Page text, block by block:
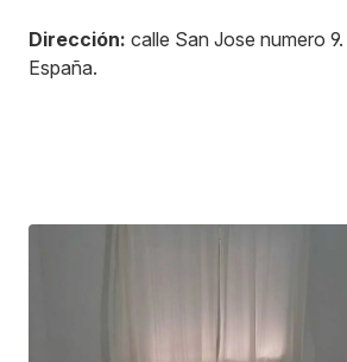
Dirección: calle San Jose numero 9.
España.